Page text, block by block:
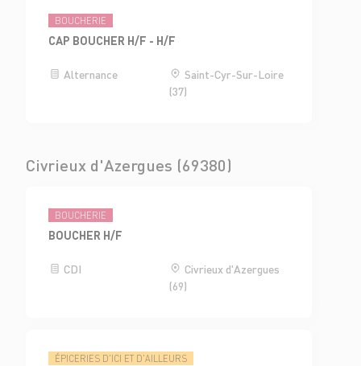
BOUCHERIE
CAP BOUCHER H/F - H/F
Alternance
Saint-Cyr-Sur-Loire
(37)
Civrieux d'Azergues (69380)
BOUCHERIE
BOUCHER H/F
CDI
Civrieux d'Azergues
(69)
ÉPICERIES D'ICI ET D'AILLEURS